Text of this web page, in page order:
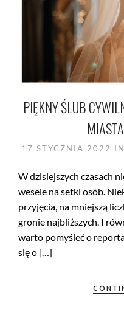
PIĘKNY ŚLUB
17 STYCZNIA 2022 IN
W dzisiejszych czasach
wesele na setki osób.
przyjęcia, na mniejszą
gronie najbliższych. I
warto pomyśleć o
się o […]